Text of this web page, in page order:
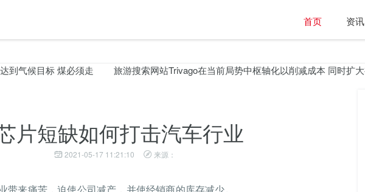
首页 资讯
候目标 煤必须走 旅游搜索网站Trivago在当前局势中枢轴化以削减成本 同时扩大视野
片短缺如何打击汽车行业
2021-05-17 11:21:10 来源：